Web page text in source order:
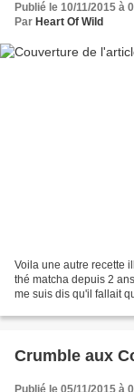
Publié le 10/11/2015 à
Par Heart Of Wild
Voila une autre recette
thé matcha depuis 2
me suis dis qu'il fallait
Crumble aux
Publié le 05/11/2015 à